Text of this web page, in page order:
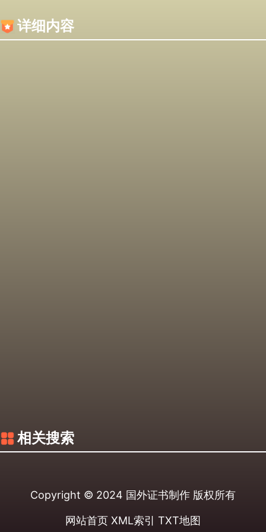
详细内容
相关搜索
Copyright © 2024 国外证书制作 版权所有
网站首页 XML索引 TXT地图